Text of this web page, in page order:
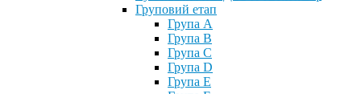
Груповий етап
Група A
Група B
Група C
Група D
Група E